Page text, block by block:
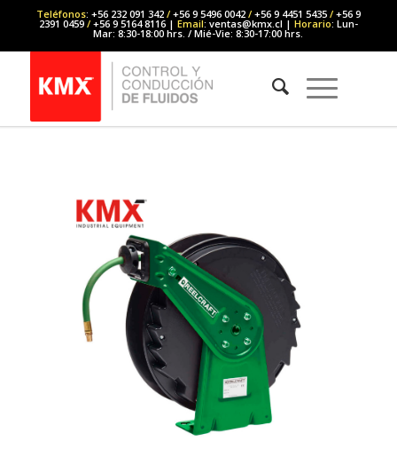
Teléfonos: +56 232 091 342 /+56 9 5496 0042 /+56 9 4451 5435 /+56 9
2391 0459 /+56 9 5164 8116 | Email: ventas@kmx.cl | Horario: Lun-
Mar: 8:30-18:00 hrs. / Mié-Vie: 8:30-17:00 hrs.